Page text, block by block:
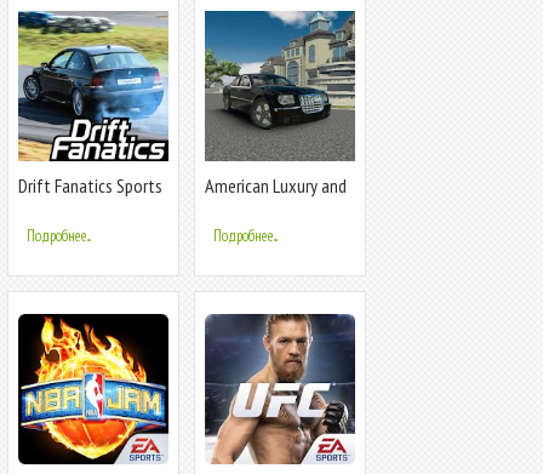
Drift Fanatics Sports
Подробнее...
American Luxury and
Подробнее...